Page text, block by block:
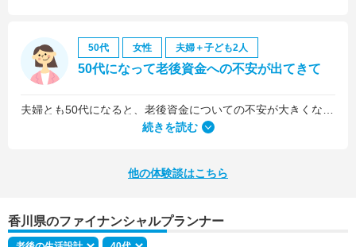
50代 女性 夫婦＋子ども2人
50代になって老後資金への不安が出てきて
続きを読む
他の体験談はこちら
香川県のファイナンシャルプランナー